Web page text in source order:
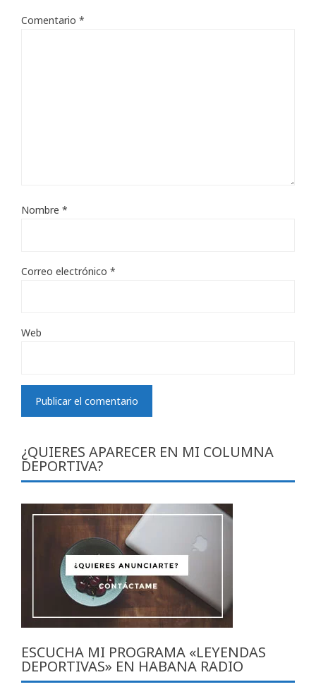
Comentario *
Nombre *
Correo electrónico *
Web
¿QUIERES APARECER EN MI COLUMNA
DEPORTIVA?
ESCUCHA MI PROGRAMA «LEYENDAS
DEPORTIVAS» EN HABANA RADIO